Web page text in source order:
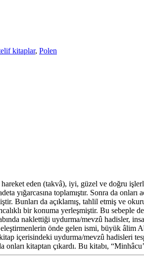
kitaplar, Polen
eden (takvâ), iyi, güzel ve doğru
yığarcasına toplamıştır. Sonra da
Bunları da açıklamış, tahlil etmiş ve
bir konuma yerleşmiştir. Bu sebeple
naklettiği uydurma/mevzû hadisler,
önde gelen ismi, büyük
içerisindeki uydurma/mevzû hadisleri
onları kitaptan çıkardı. Bu kitabı,